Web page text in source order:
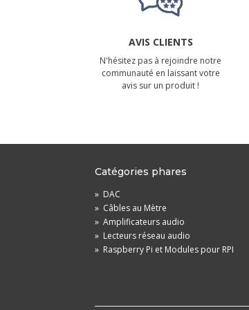
AVIS CLIENTS
N'hésitez pas à rejoindre notre
communauté en laissant votre
avis sur un produit !
Catégories phares
» DAC
» Câbles au Mètre
» Amplificateurs audio
» Lecteurs réseau audio
» Raspberry Pi et Modules pour RPI